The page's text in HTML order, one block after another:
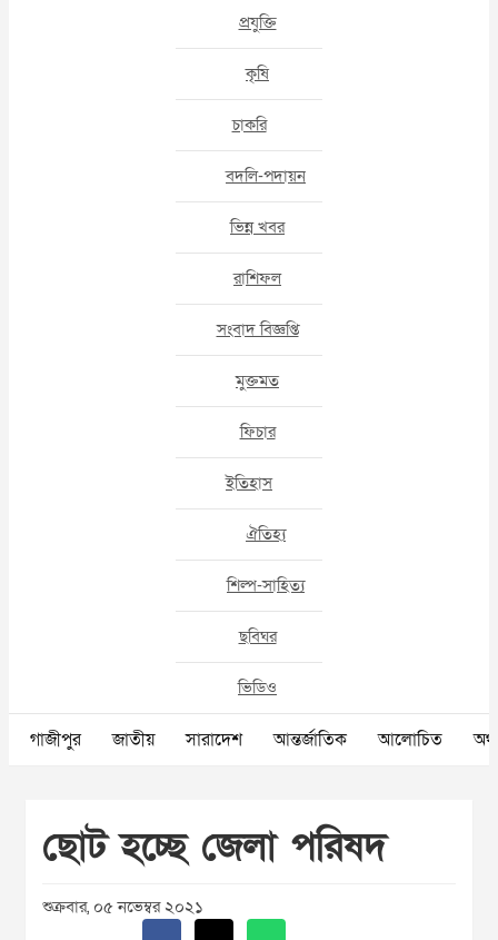
প্রযুক্তি
কৃষি
চাকরি
বদলি-পদায়ন
ভিন্ন খবর
রাশিফল
সংবাদ বিজ্ঞপ্তি
মুক্তমত
ফিচার
ইতিহাস
ঐতিহ্য
শিল্প-সাহিত্য
ছবিঘর
ভিডিও
গাজীপুর জাতীয় সারাদেশ আন্তর্জাতিক আলোচিত
ছোট হচ্ছে জেলা পরিষদ
শুক্রবার, ০৫ নভেম্বর ২০২১